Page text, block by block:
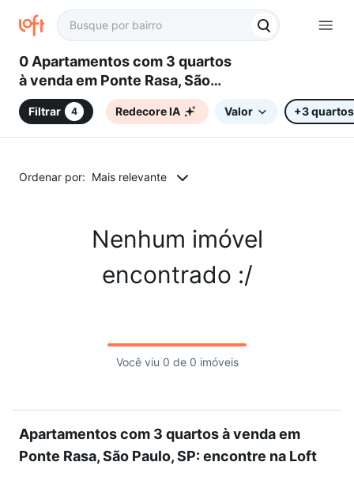
0 Apartamentos com 3 quartos
à venda em Ponte Rasa, São
Paulo, SP
Filtrar 4 Redecore IA Valor +3 quartos
Ordenar por: Mais relevante
Nenhum imóvel
encontrado :/
Você viu 0 de 0 imóveis
Apartamentos com 3 quartos à venda em
Ponte Rasa, São Paulo, SP: encontre na Loft